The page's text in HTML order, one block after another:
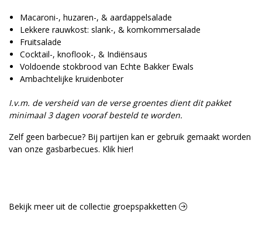
Macaroni-, huzaren-, & aardappelsalade
Lekkere rauwkost: slank-, & komkommersalade
Fruitsalade
Cocktail-, knoflook-, & Indiënsaus
Voldoende stokbrood van Echte Bakker Ewals
Ambachtelijke kruidenboter
I.v.m. de versheid van de verse groentes dient dit pakket
minimaal 3 dagen vooraf besteld te worden.
Zelf geen barbecue? Bij partijen kan er gebruik gemaakt worden
van onze gasbarbecues. Klik hier!
Bekijk meer uit de collectie groepspakketten